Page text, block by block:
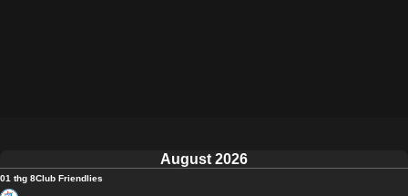
August 2026
01 thg 8Club Friendlies